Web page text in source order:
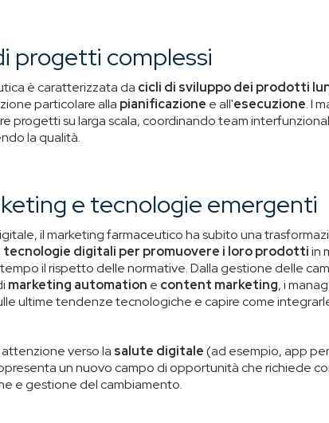
progetti complessi
è caratterizzata da cicli di sviluppo dei prodotti
particolare alla pianificazione e all'esecuzione. I
progetti su larga scala, coordinando team
la qualità.
e tecnologie emergenti
il marketing farmaceutico ha subito una
digitali per promuovere i loro prodottiin
il rispetto delle normative. Dalla gestione delle
marketing automation e content marketing, i
ultime tendenze tecnologiche e capire come
verso la salute digitale(ad esempio, app
un nuovo campo di opportunità che richiede
e gestione del cambiamento.